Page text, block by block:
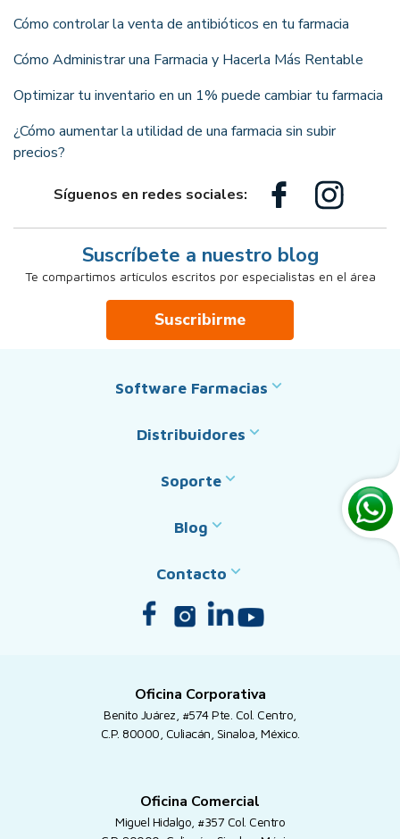
Cómo controlar la venta de antibióticos en tu farmacia
Cómo Administrar una Farmacia y Hacerla Más Rentable
Optimizar tu inventario en un 1% puede cambiar tu farmacia
¿Cómo aumentar la utilidad de una farmacia sin subir
precios?
Síguenos en redes sociales:
Suscríbete a nuestro blog
Te compartimos artículos escritos por especialistas en el área
Suscribirme
Software Farmacias
Distribuidores
Soporte
Blog
Contacto
Oficina Corporativa
Benito Juárez, #574 Pte. Col. Centro,
C.P. 80000, Culiacán, Sinaloa, México.
Oficina Comercial
Miguel Hidalgo, #357 Col. Centro